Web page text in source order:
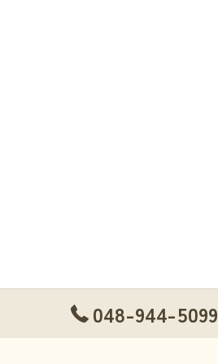
048-944-5099